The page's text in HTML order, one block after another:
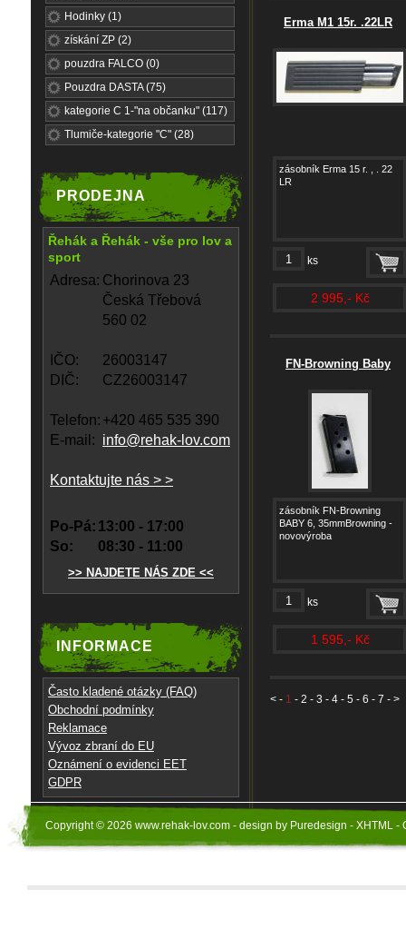
Hodinky (1)
získání ZP (2)
pouzdra FALCO (0)
Pouzdra DASTA (75)
kategorie C 1-"na občanku" (117)
Tlumiče-kategorie "C" (28)
PRODEJNA
Řehák a Řehák - vše pro lov a
sport
Adresa: Chorinova 23
Česká Třebová
560 02
IČO:
26003147
DIČ:
CZ26003147
Telefon: +420 465 535 390
E-mail: info@rehak-lov.com
Kontaktujte nás > >
Po-Pá: 13:00 - 17:00
So:
08:30 - 11:00
>> NAJDETE NÁS ZDE <<
INFORMACE
Často kladené otázky (FAQ)
Obchodní podmínky
Reklamace
Vývoz zbraní do EU
Oznámení o evidenci EET
GDPR
Erma M1 15r. .22LR
zásobník Erma 15 r. , . 22
LR
ks
2 995,- Kč
FN-Browning Baby
zásobník FN-Browning
BABY 6, 35mmBrowning -
novovýroba
ks
1 595,- Kč
< - 1 - 2 - 3 - 4 - 5 - 6 - 7 - >
Copyright © 2026 www.rehak-lov.com - design by Puredesign - XHTML -